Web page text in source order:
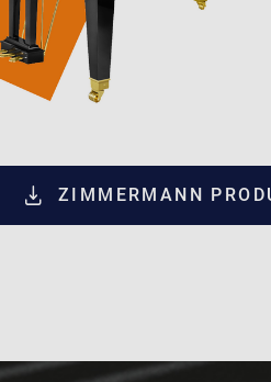
ZIMMERMANN